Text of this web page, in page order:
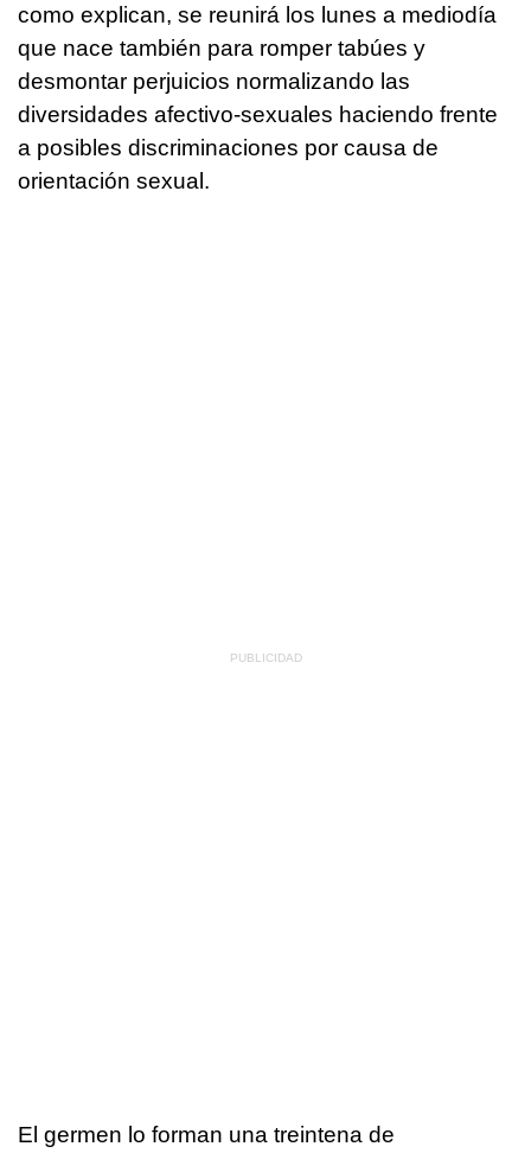
como explican, se reunirá los lunes a mediodía
que nace también para romper tabúes y
desmontar perjuicios normalizando las
diversidades afectivo-sexuales haciendo frente
a posibles discriminaciones por causa de
orientación sexual.
El germen lo forman una treintena de